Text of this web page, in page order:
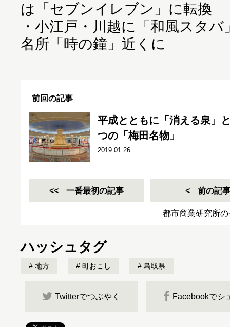
は「セブンイレブン」に転換
・ 小江戸・川越に「和風スタバ
名所「時の鐘」近くに
前回の記事
平成とともに「消える泉」
つの「梅田名物」
2019.01.26
一番最初の記事 前の記事
都市商業研究所
ハッシュタグ
地方 町おこし 鳥取県
Twitterでつぶやく Facebookでシ